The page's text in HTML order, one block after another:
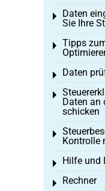
Daten
Sie Ihre
Toggle
Tipps
Toggle
Daten
Toggle
Daten an
schicken
Toggle
Kontrolle
Toggle
Hilfe und
Toggle
Rechner
Toggle menu